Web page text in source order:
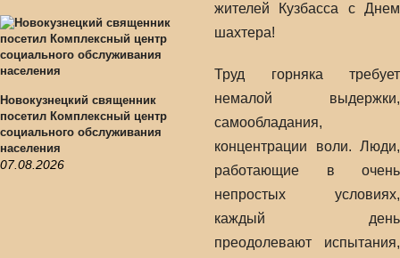
Новокузнецкий священник
посетил Комплексный центр
социального обслуживания
населения
07.08.2026
жителей Кузбасса с Днем
шахтера!
Труд горняка требует
немалой выдержки,
самообладания,
концентрации воли. Люди,
работающие в очень
непростых условиях,
каждый день
преодолевают испытания,